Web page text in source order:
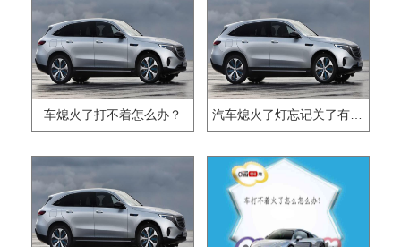
车熄火了打不着怎么办？ 汽车熄火了灯忘记关了有没有关系？